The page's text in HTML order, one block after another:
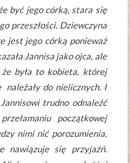
być jego córką, stara się
przeszłości. Dziewczyna
jest jego córką ponieważ
Jannisa jako ojca, ale
że była to kobieta, której
do nielicznych. I
trudno odnaleźć
początkowej
nimi nić porozumienia,
nawiązuje się przyjaźń.